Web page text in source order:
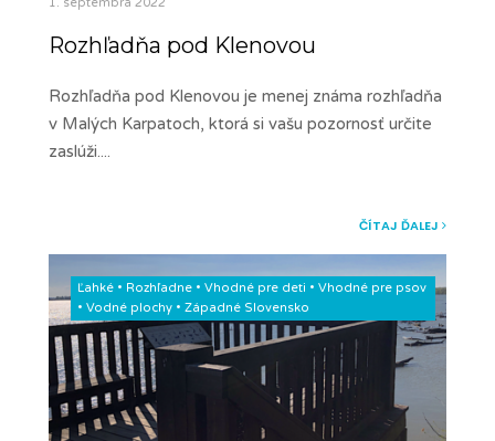
Rozhľadňa pod Klenovou
Rozhľadňa pod Klenovou je menej známa rozhľadňa
v Malých Karpatoch, ktorá si vašu pozornosť určite
zaslúži....
ČÍTAJ ĎALEJ
Ľahké • Rozhľadne • Vhodné pre deti • Vhodné pre psov
• Vodné plochy • Západné Slovensko